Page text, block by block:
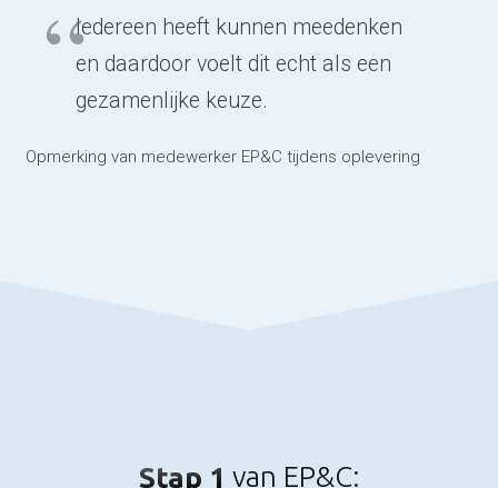
Iedereen heeft kunnen meedenken
en daardoor voelt dit echt als een
gezamenlijke keuze.
Opmerking van medewerker EP&C tijdens oplevering
Stap 1 van EP&C: